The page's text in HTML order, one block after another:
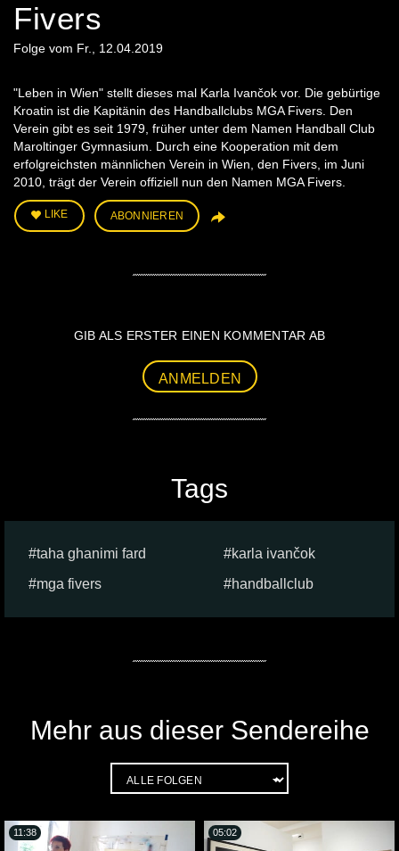
Fivers
Folge vom Fr., 12.04.2019
"Leben in Wien" stellt dieses mal Karla Ivančok vor. Die gebürtige
Kroatin ist die Kapitänin des Handballclubs MGA Fivers. Den
Verein gibt es seit 1979, früher unter dem Namen Handball Club
Maroltinger Gymnasium. Durch eine Kooperation mit dem
erfolgreichsten männlichen Verein in Wien, den Fivers, im Juni
2010, trägt der Verein offiziell nun den Namen MGA Fivers.
LIKE ABONNIEREN
GIB ALS ERSTER EINEN KOMMENTAR AB
ANMELDEN
Tags
taha ghanimi fard
karla ivančok
mga fivers
handballclub
Mehr aus dieser Sendereihe
11:38 05:02